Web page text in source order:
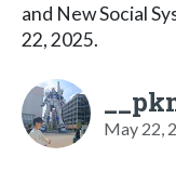
and New Social
22, 2025.
May 22,